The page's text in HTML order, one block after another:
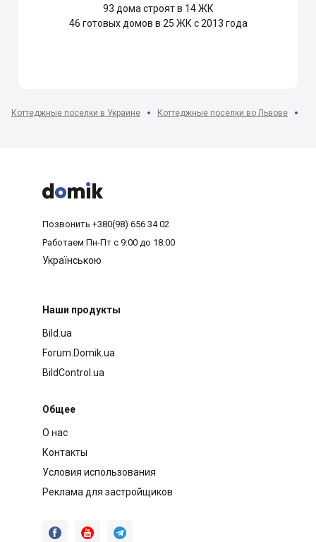
93 дома строят в 14 ЖК
46 готовых домов в 25 ЖК с 2013 года
Коттеджные поселки в Украине Коттеджные поселки во Львове



Позвонить +380(98) 656 34 02
Работаем Пн-Пт с 9:00 до 18:00
Українською
Наши продукты
Bild.ua
Forum.Domik.ua
BildControl.ua
Общее
О нас
Контакты
Условия использования
Реклама для застройщиков
  